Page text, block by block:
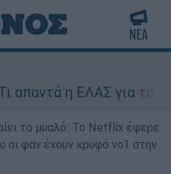
η ΕΛΑΣ για τους 8
το μυαλό: Το Netflix έφερε
οι φαν έχουν κρυφό νο1 στην